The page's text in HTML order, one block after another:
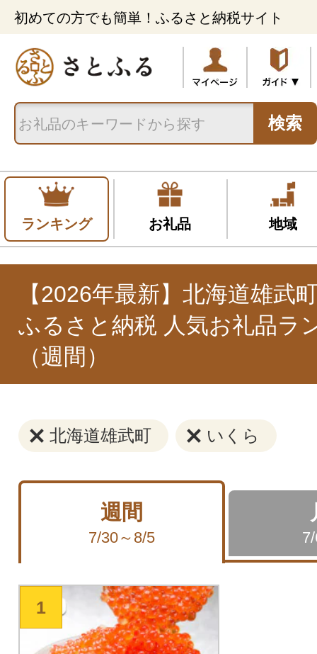
初めての方でも簡単！ふるさと納税サイト
検索
ランキング お礼品 地域
【2026年最新】北海道雄武
ふるさと納税 人気お礼品ラ
（週間）
北海道雄武町 いくら
週間
7/30～8/5
1